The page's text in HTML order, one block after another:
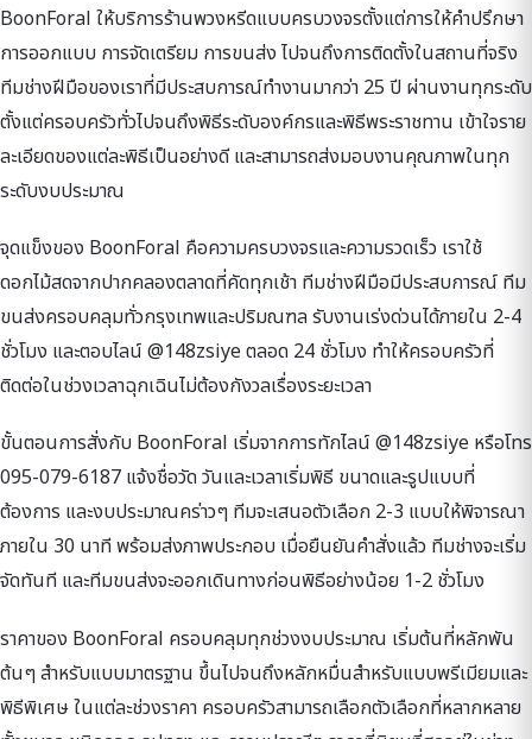
BoonForal ให้บริการร้านพวงหรีดแบบครบวงจรตั้งแต่การให้คำปรึกษา
การออกแบบ การจัดเตรียม การขนส่ง ไปจนถึงการติดตั้งในสถานที่จริง
ทีมช่างฝีมือของเราที่มีประสบการณ์ทำงานมากว่า 25 ปี ผ่านงานทุกระดับ
ตั้งแต่ครอบครัวทั่วไปจนถึงพิธีระดับองค์กรและพิธีพระราชทาน เข้าใจราย
ละเอียดของแต่ละพิธีเป็นอย่างดี และสามารถส่งมอบงานคุณภาพในทุก
ระดับงบประมาณ
จุดแข็งของ BoonForal คือความครบวงจรและความรวดเร็ว เราใช้
ดอกไม้สดจากปากคลองตลาดที่คัดทุกเช้า ทีมช่างฝีมือมีประสบการณ์ ทีม
ขนส่งครอบคลุมทั่วกรุงเทพและปริมณฑล รับงานเร่งด่วนได้ภายใน 2-4
ชั่วโมง และตอบไลน์ @148zsiye ตลอด 24 ชั่วโมง ทำให้ครอบครัวที่
ติดต่อในช่วงเวลาฉุกเฉินไม่ต้องกังวลเรื่องระยะเวลา
ขั้นตอนการสั่งกับ BoonForal เริ่มจากการทักไลน์ @148zsiye หรือโทร
095-079-6187 แจ้งชื่อวัด วันและเวลาเริ่มพิธี ขนาดและรูปแบบที่
ต้องการ และงบประมาณคร่าวๆ ทีมจะเสนอตัวเลือก 2-3 แบบให้พิจารณา
ภายใน 30 นาที พร้อมส่งภาพประกอบ เมื่อยืนยันคำสั่งแล้ว ทีมช่างจะเริ่ม
จัดทันที และทีมขนส่งจะออกเดินทางก่อนพิธีอย่างน้อย 1-2 ชั่วโมง
ราคาของ BoonForal ครอบคลุมทุกช่วงงบประมาณ เริ่มต้นที่หลักพัน
ต้นๆ สำหรับแบบมาตรฐาน ขึ้นไปจนถึงหลักหมื่นสำหรับแบบพรีเมียมและ
พิธีพิเศษ ในแต่ละช่วงราคา ครอบครัวสามารถเลือกตัวเลือกที่หลากหลาย